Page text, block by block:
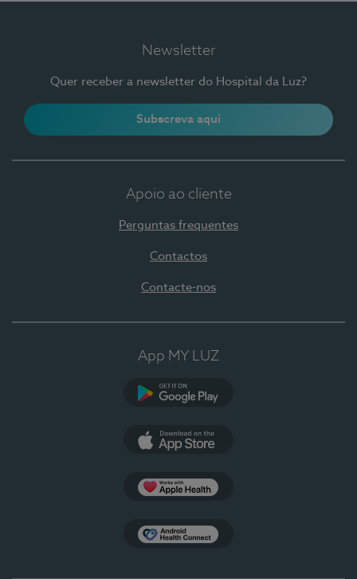
Newsletter
Quer receber a newsletter do Hospital da Luz?
Subscreva aqui
Apoio ao cliente
Perguntas frequentes
Contactos
Contacte-nos
App MY LUZ